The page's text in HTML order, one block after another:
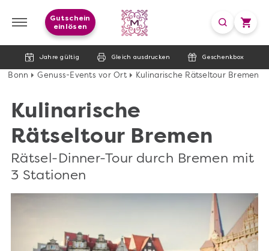
Jahre gültig Gleich ausdrucken Geschenkbox
Gutschein
einlösen
Bonn Genuss-Events vor Ort Kulinarische Rätseltour Bremen
Kulinarische
Rätseltour Bremen
Rätsel-Dinner-Tour durch Bremen mit
3 Stationen